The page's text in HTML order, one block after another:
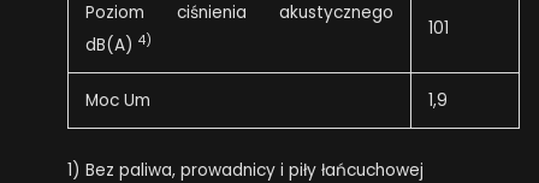
Poziom ciśnienia akustycznego
dB(A) 4)
101
Moc Um 1,9
1) Bez paliwa, prowadnicy i piły łańcuchowej